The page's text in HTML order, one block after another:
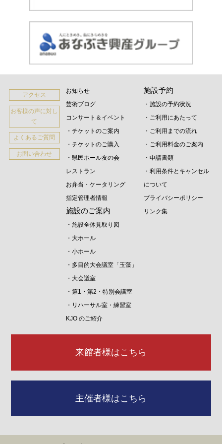
アクセス
お客様の声に対し
て
よくあるご質問
お問い合わせ
お知らせ
芸術ブログ
コンサート＆イベント
・チケットのご案内
・チケットのご購入
・県民ホール友の会
レストラン
お弁当・ケータリング
指定管理者情報
施設のご案内
・施設全体見取り図
・大ホール
・小ホール
・多目的大会議室「玉藻」
・大会議室
・第1・第2・特別会議室
・リハーサル室・練習室
KJO のご紹介
施設予約
・施設の予約状況
・ご利用にあたって
・ご利用までの流れ
・ご利用料金のご案内
・申請書類
・利用条件とキャンセル
について
プライバシーポリシー
リンク集
来館者様はこちら
主催者様はこちら